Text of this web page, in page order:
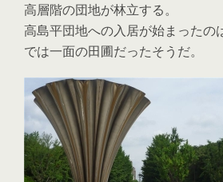
高層階の団地が林立する。
高島平団地への入居が始まったの
では一面の田圃だったそうだ。